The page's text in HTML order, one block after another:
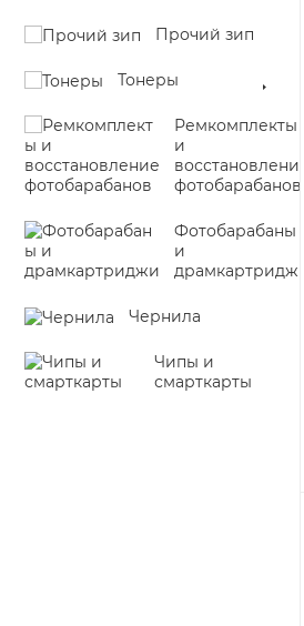
Прочий зип
Тонеры
Ремкомплекты
и
восстановление
фотобарабанов
Фотобарабаны
и
драмкартриджи
Чернила
Чипы и
смарткарты